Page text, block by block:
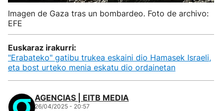
Imagen de Gaza tras un bombardeo. Foto de archivo:
EFE
Euskaraz irakurri:
"Erabateko" gatibu trukea eskaini dio Hamasek Israeli,
eta bost urteko menia eskatu dio ordainetan
AGENCIAS | EITB MEDIA
26/04/2025 - 20:57